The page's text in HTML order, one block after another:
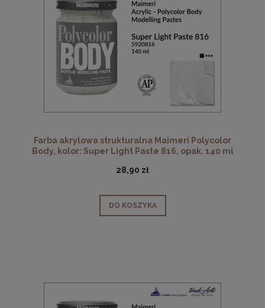
Farba akrylowa strukturalna Maimeri Polycolor
Body, kolor: Super Light Paste 816, opak. 140 ml
28,90 zł
DO KOSZYKA